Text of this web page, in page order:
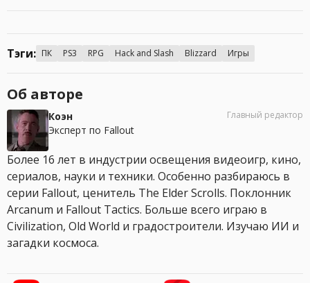
Тэги: ПК PS3 RPG Hack and Slash Blizzard Игры
Об авторе
Коэн
Эксперт по Fallout
Главный редактор
Более 16 лет в индустрии освещения видеоигр, кино,
сериалов, науки и техники. Особенно разбираюсь в
серии Fallout, ценитель The Elder Scrolls. Поклонник
Arcanum и Fallout Tactics. Больше всего играю в
Civilization, Old World и градостроители. Изучаю ИИ и
загадки космоса.